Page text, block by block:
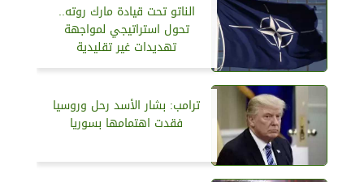
الناتو تحت قيادة مارك روته..
تحول استراتيجي لمواجهة
تهديدات غير تقليدية
ترامب: بشار الأسد رحل وروسيا
فقدت اهتمامها بسوريا